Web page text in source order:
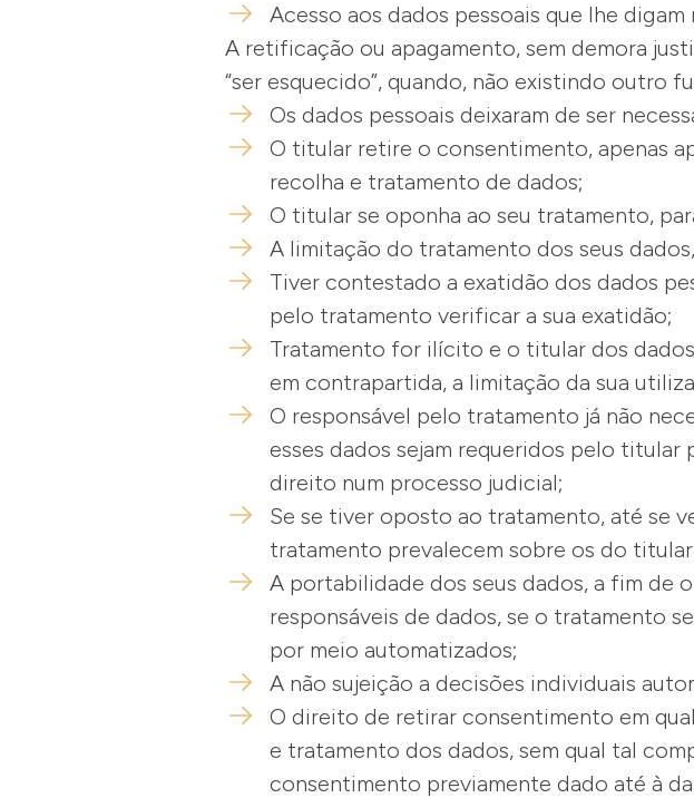
Acesso aos dados pessoais que lhe
A retificação ou apagamento, sem demora
“ser esquecido”, quando, não existindo
Os dados pessoais deixaram de ser
O titular retire o consentimento, apenas
recolha e tratamento de dados;
O titular se oponha ao seu tratamento,
A limitação do tratamento dos seus
Tiver contestado a exatidão dos dados
pelo tratamento verificar a sua exatidão;
Tratamento for ilícito e o titular dos
em contrapartida, a limitação da sua
O responsável pelo tratamento já não
esses dados sejam requeridos pelo
direito num processo judicial;
Se se tiver oposto ao tratamento, até se
tratamento prevalecem sobre os do
A portabilidade dos seus dados, a fim de
responsáveis de dados, se o tratamento
por meio automatizados;
A não sujeição a decisões individuais
O direito de retirar consentimento em
e tratamento dos dados, sem qual tal
consentimento previamente dado até à